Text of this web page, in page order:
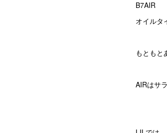
B7AIR
オイルタ
もともと
AIRはサ